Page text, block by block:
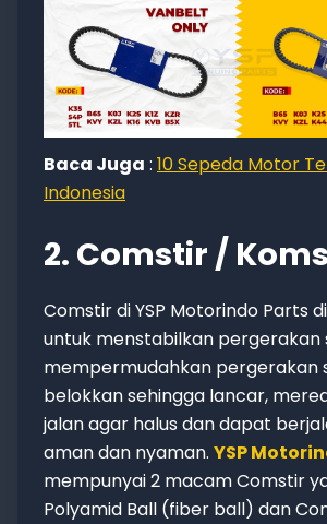
Baca Juga : 10 Sepeda Motor
Indonesia
2. Comstir /
Comstir di YSP Motorindo Parts
untuk menstabilkan pergerakan
mempermudahkan pergerakan
belokkan sehingga lancar,
jalan agar halus dan dapat
aman dan nyaman. YSP
mempunyai 2 macam Comstir
Polyamid Ball (fiber ball) dan